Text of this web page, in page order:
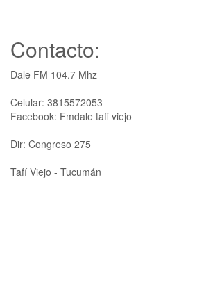
Contacto:
Dale FM 104.7 Mhz
Celular: 3815572053
Facebook: Fmdale tafi viejo
Dir: Congreso 275
Tafí Viejo - Tucumán